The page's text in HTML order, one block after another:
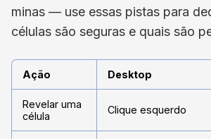
minas — use essas pistas para
células são seguras e quais são
Ação Desktop
Revelar uma
célula
Clique esquerdo